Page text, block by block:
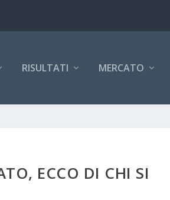
RISULTATI MERCATO
ECCO DI CHI SI